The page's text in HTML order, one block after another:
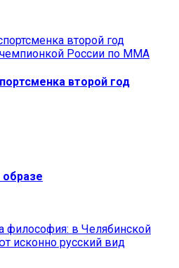
второй год